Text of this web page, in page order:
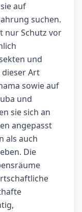
auf
suchen.
nur Schutz vor
und
Art
sowie auf
und
sie sich an
angepasst
als auch
Die